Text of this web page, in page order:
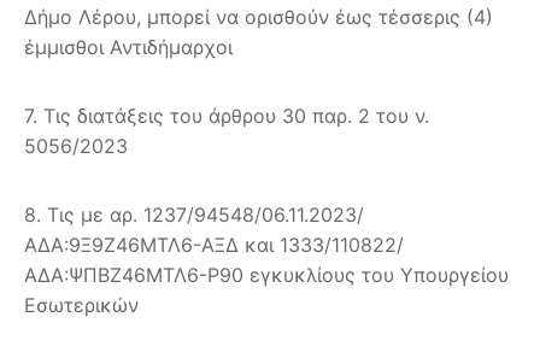
Δήμο Λέρου, μπορεί να ορισθούν έως τέσσερις (4)
έμμισθοι Αντιδήμαρχοι
7. Τις διατάξεις του άρθρου 30 παρ. 2 του ν.
5056/2023
8. Τις με αρ. 1237/94548/06.11.2023/
ΑΔΑ:9Ξ9Ζ46ΜΤΛ6-ΑΞΔ και 1333/110822/
ΑΔΑ:ΨΠΒΖ46ΜΤΛ6-Ρ90 εγκυκλίους του Υπουργείου
Εσωτερικών